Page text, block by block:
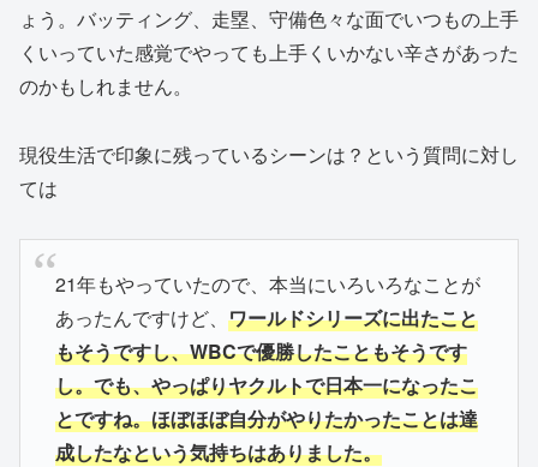
ょう。バッティング、走塁、守備色々な面でいつもの上手
くいっていた感覚でやっても上手くいかない辛さがあった
のかもしれません。
現役生活で印象に残っているシーンは？という質問に対し
ては
21年もやっていたので、本当にいろいろなことが
あったんですけど、 ワールドシリーズに出たこと
もそうですし、WBCで優勝したこともそうです
し。でも、やっぱりヤクルトで日本一になったこ
とですね。ほぼほぼ自分がやりたかったことは達
成したなという気持ちはありました。